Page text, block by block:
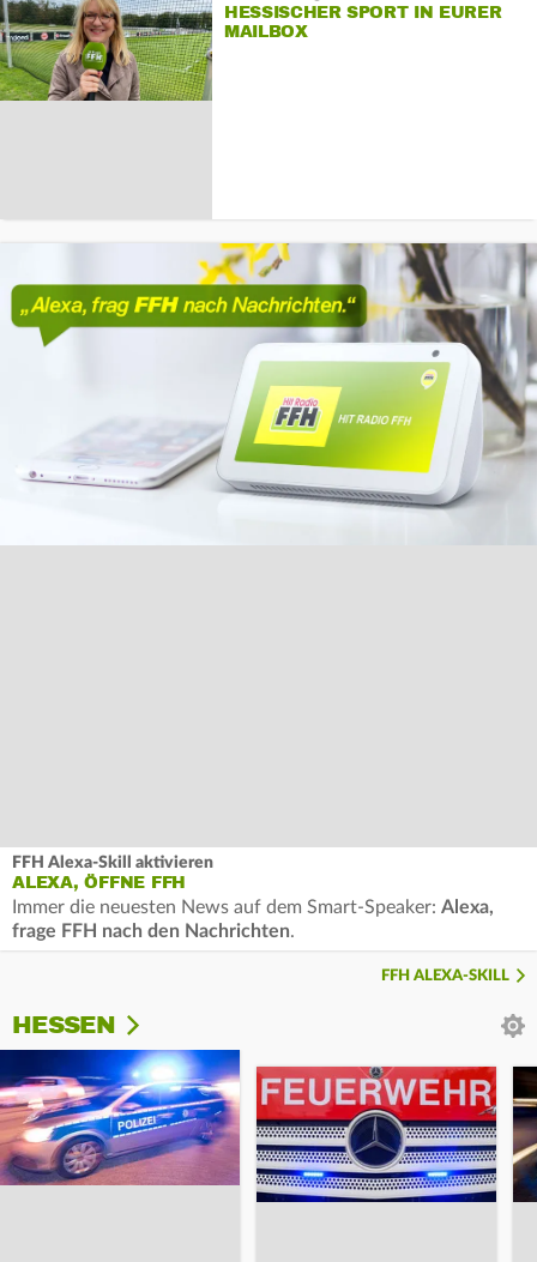
HESSISCHER SPORT IN EURER
MAILBOX
FFH Alexa-Skill aktivieren
ALEXA, ÖFFNE FFH
Immer die neuesten News auf dem Smart-Speaker: Alexa,
frage FFH nach den Nachrichten.
FFH ALEXA-SKILL
HESSEN